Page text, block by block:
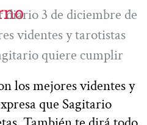
3 de diciembre de
videntes y tarotistas
quiere cumplir
los mejores videntes y
que Sagitario